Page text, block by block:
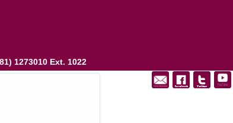
1273010 Ext. 1022
1273010 Ext. 1022